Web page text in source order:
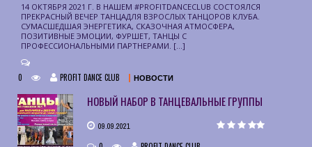
14 ОКТЯБРЯ 2021 Г. В НАШЕМ #PROFITDANCECLUB СОСТОЯЛСЯ
ПРЕКРАСНЫЙ ВЕЧЕР ТАНЦАДЛЯ ВЗРОСЛЫХ ТАНЦОРОВ КЛУБА.
СУМАСШЕДШАЯ ЭНЕРГЕТИКА, СКАЗОЧНАЯ АТМОСФЕРА,
ПОЗИТИВНЫЕ ЭМОЦИИ, ФУРШЕТ, ТАНЦЫ С
ПРОФЕССИОНАЛЬНЫМИ ПАРТНЕРАМИ. […]
0 PROFIT DANCE CLUB НОВОСТИ
НОВЫЙ НАБОР В ТАНЦЕВАЛЬНЫЕ ГРУППЫ
09.09.2021